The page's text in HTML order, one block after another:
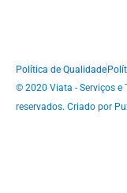
Política de Qualidade
© 2020 Viata - Serviços e
reservados. Criado por